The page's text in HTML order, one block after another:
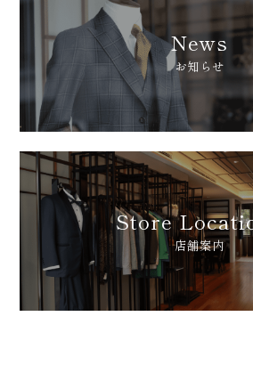
問
News
お知らせ
Store
店舗案内